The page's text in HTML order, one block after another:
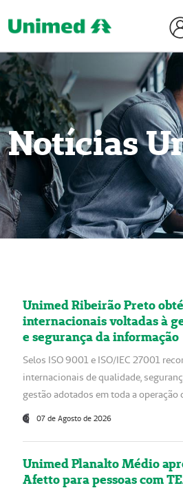
Notícias
Unimed Ribeirão Preto
internacionais voltadas à
e segurança da informação
Selos ISO 9001 e ISO/IEC 27001
internacionais de qualidade,
gestão adotados em toda a operação
07 de Agosto de 2026
Unimed Planalto Médio
Afetto para pessoas com